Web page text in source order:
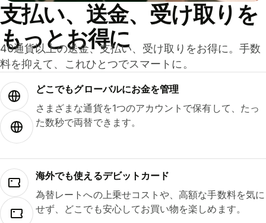
支払い、送金、受け取りを
もっとお得に
40通貨以上の送金、支払い、受け取りをお得に。手数
料を抑えて、これひとつでスマートに。
どこでもグ⁠ロ⁠ー⁠バ⁠ルにお金を管理
さまざまな通貨を1つのアカウントで保有して、たっ
た数秒で両替できます。
海外でも使えるデビットカード
為替レートへの上乗せコストや、高額な手数料を気に
せず、どこでも安心してお買い物を楽しめます。